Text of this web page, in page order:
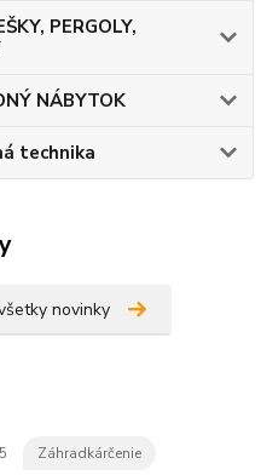
PERGOLY,
NÁBYTOK
technika
novinky
Záhradkárčenie